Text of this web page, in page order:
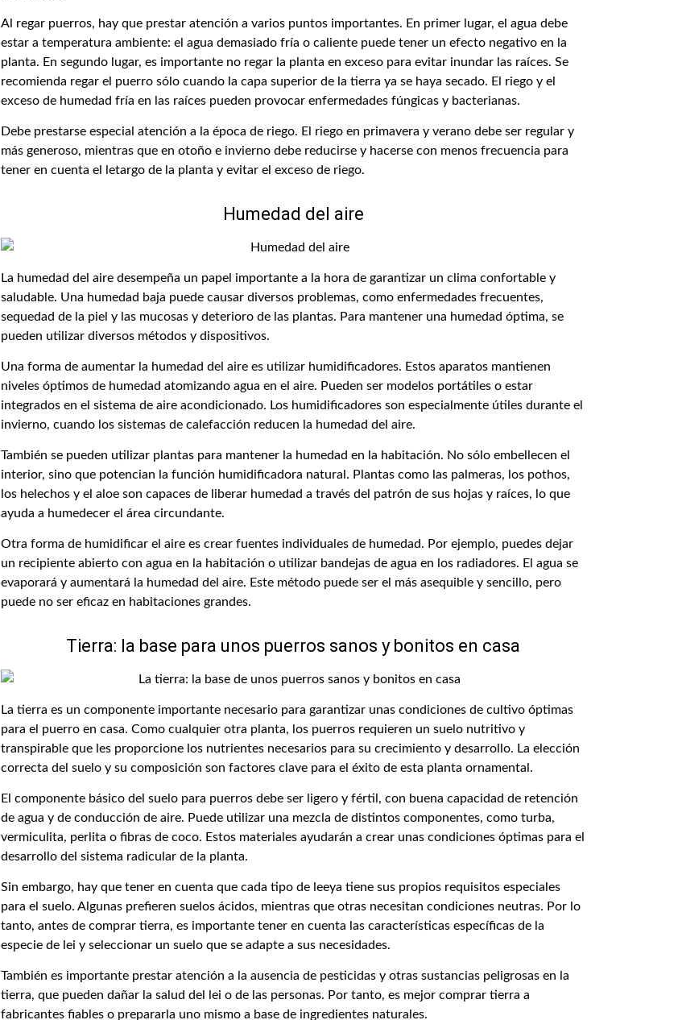
Al regar puerros, hay que prestar atención a varios puntos importantes. En primer lugar, el agua debe
estar a temperatura ambiente: el agua demasiado fría o caliente puede tener un efecto negativo en la
planta. En segundo lugar, es importante no regar la planta en exceso para evitar inundar las raíces. Se
recomienda regar el puerro sólo cuando la capa superior de la tierra ya se haya secado. El riego y el
exceso de humedad fría en las raíces pueden provocar enfermedades fúngicas y bacterianas.
Debe prestarse especial atención a la época de riego. El riego en primavera y verano debe ser regular y
más generoso, mientras que en otoño e invierno debe reducirse y hacerse con menos frecuencia para
tener en cuenta el letargo de la planta y evitar el exceso de riego.
Humedad del aire
La humedad del aire desempeña un papel importante a la hora de garantizar un clima confortable y
saludable. Una humedad baja puede causar diversos problemas, como enfermedades frecuentes,
sequedad de la piel y las mucosas y deterioro de las plantas. Para mantener una humedad óptima, se
pueden utilizar diversos métodos y dispositivos.
Una forma de aumentar la humedad del aire es utilizar humidificadores. Estos aparatos mantienen
niveles óptimos de humedad atomizando agua en el aire. Pueden ser modelos portátiles o estar
integrados en el sistema de aire acondicionado. Los humidificadores son especialmente útiles durante el
invierno, cuando los sistemas de calefacción reducen la humedad del aire.
También se pueden utilizar plantas para mantener la humedad en la habitación. No sólo embellecen el
interior, sino que potencian la función humidificadora natural. Plantas como las palmeras, los pothos,
los helechos y el aloe son capaces de liberar humedad a través del patrón de sus hojas y raíces, lo que
ayuda a humedecer el área circundante.
Otra forma de humidificar el aire es crear fuentes individuales de humedad. Por ejemplo, puedes dejar
un recipiente abierto con agua en la habitación o utilizar bandejas de agua en los radiadores. El agua se
evaporará y aumentará la humedad del aire. Este método puede ser el más asequible y sencillo, pero
puede no ser eficaz en habitaciones grandes.
Tierra: la base para unos puerros sanos y bonitos en casa
La tierra es un componente importante necesario para garantizar unas condiciones de cultivo óptimas
para el puerro en casa. Como cualquier otra planta, los puerros requieren un suelo nutritivo y
transpirable que les proporcione los nutrientes necesarios para su crecimiento y desarrollo. La elección
correcta del suelo y su composición son factores clave para el éxito de esta planta ornamental.
El componente básico del suelo para puerros debe ser ligero y fértil, con buena capacidad de retención
de agua y de conducción de aire. Puede utilizar una mezcla de distintos componentes, como turba,
vermiculita, perlita o fibras de coco. Estos materiales ayudarán a crear unas condiciones óptimas para el
desarrollo del sistema radicular de la planta.
Sin embargo, hay que tener en cuenta que cada tipo de leeya tiene sus propios requisitos especiales
para el suelo. Algunas prefieren suelos ácidos, mientras que otras necesitan condiciones neutras. Por lo
tanto, antes de comprar tierra, es importante tener en cuenta las características específicas de la
especie de lei y seleccionar un suelo que se adapte a sus necesidades.
También es importante prestar atención a la ausencia de pesticidas y otras sustancias peligrosas en la
tierra, que pueden dañar la salud del lei o de las personas. Por tanto, es mejor comprar tierra a
fabricantes fiables o prepararla uno mismo a base de ingredientes naturales.